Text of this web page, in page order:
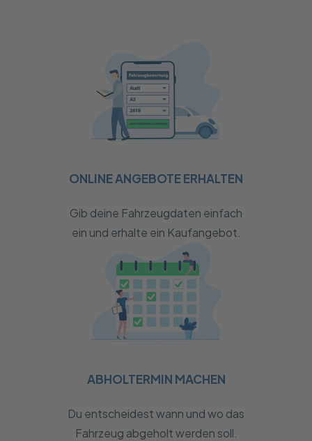
ONLINE ANGEBOTE ERHALTEN
Gib deine Fahrzeugdaten einfach
ein und erhalte ein Kaufangebot.
ABHOLTERMIN MACHEN
Du entscheidest wann und wo das
Fahrzeug abgeholt werden soll.